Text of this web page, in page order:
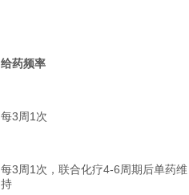
给药频率
每3周1次
每3周1次，联合化疗4-6周期后单药维
持